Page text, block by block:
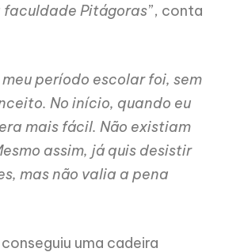
Pitágoras”, conta
período escolar foi, sem
No início, quando eu
mais fácil. Não existiam
assim, já quis desistir
mas não valia a pena
uma cadeira